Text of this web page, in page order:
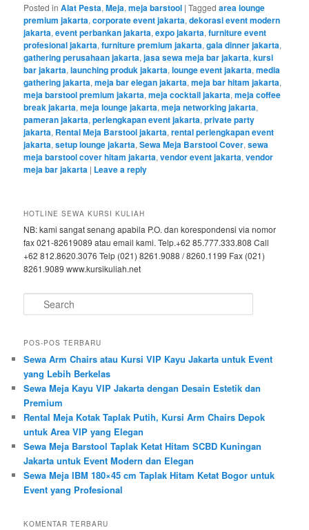
Posted in Alat Pesta,Meja,meja barstool |Tagged area lounge
premium jakarta,corporate event jakarta,dekorasi event modern
jakarta,event perbankan jakarta,expo jakarta,furniture event
profesional jakarta,furniture premium jakarta,gala dinner jakarta,
gathering perusahaan jakarta,jasa sewa meja bar jakarta,kursi
bar jakarta,launching produk jakarta,lounge event jakarta,media
gathering jakarta,meja bar elegan jakarta,meja bar hitam jakarta,
meja barstool premium jakarta,meja cocktail jakarta,meja coffee
break jakarta,meja lounge jakarta,meja networking jakarta,
pameran jakarta,perlengkapan event jakarta,private party
jakarta, Rental Meja Barstool jakarta,rental perlengkapan event
jakarta,setup lounge jakarta,Sewa Meja Barstool Cover,sewa
meja barstool cover hitam jakarta,vendor event jakarta,vendor
meja bar jakarta | Leave a reply
HOTLINE SEWA KURSI KULIAH
NB: kami sangat senang apabila P.O. dan korespondensi via nomor
fax 021-82619089 atau email kami. Telp.+62 85.777.333.808 Call
+62 812.8620.3076 Telp (021) 8261.9088 / 8260.1199 Fax (021)
8261.9089 www.kursikuliah.net
Search
POS-POS TERBARU
Sewa Arm Chairs atau Kursi VIP Kayu Jakarta untuk Event
yang Lebih Berkelas
Sewa Meja Kayu VIP Jakarta dengan Desain Estetik dan
Premium
Rental Meja Kotak Taplak Putih, Kursi Arm Chairs Depok
untuk Area VIP yang Elegan
Sewa Meja Barstool Taplak Ketat Hitam SCBD Kuningan
Jakarta untuk Event Modern dan Elegan
Sewa Meja IBM 180×45 cm Taplak Hitam Ketat Bogor untuk
Event yang Profesional
KOMENTAR TERBARU